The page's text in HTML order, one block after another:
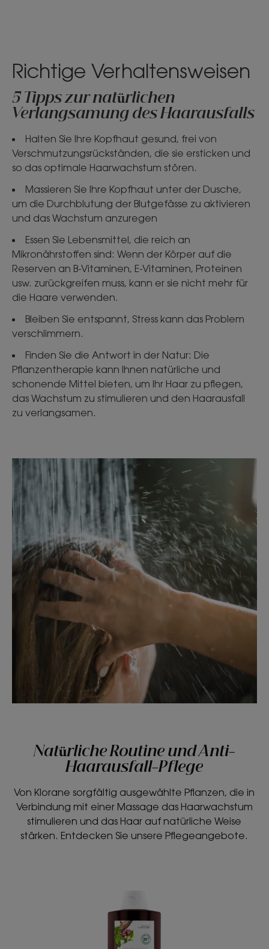
Richtige Verhaltensweisen
5 Tipps zur natürlichen
Verlangsamung des Haarausfalls
Halten Sie Ihre Kopfhaut gesund, frei von
Verschmutzungsrückständen, die sie ersticken und
so das optimale Haarwachstum stören.
Massieren Sie Ihre Kopfhaut unter der Dusche,
um die Durchblutung der Blutgefässe zu aktivieren
und das Wachstum anzuregen
Essen Sie Lebensmittel, die reich an
Mikronährstoffen sind: Wenn der Körper auf die
Reserven an B-Vitaminen, E-Vitaminen, Proteinen
usw. zurückgreifen muss, kann er sie nicht mehr für
die Haare verwenden.
Bleiben Sie entspannt, Stress kann das Problem
verschlimmern.
Finden Sie die Antwort in der Natur: Die
Pflanzentherapie kann Ihnen natürliche und
schonende Mittel bieten, um Ihr Haar zu pflegen,
das Wachstum zu stimulieren und den Haarausfall
zu verlangsamen.
Natürliche Routine und Anti-
Haarausfall-Pflege
Von Klorane sorgfältig ausgewählte Pflanzen, die in
Verbindung mit einer Massage das Haarwachstum
stimulieren und das Haar auf natürliche Weise
stärken. Entdecken Sie unsere Pflegeangebote.